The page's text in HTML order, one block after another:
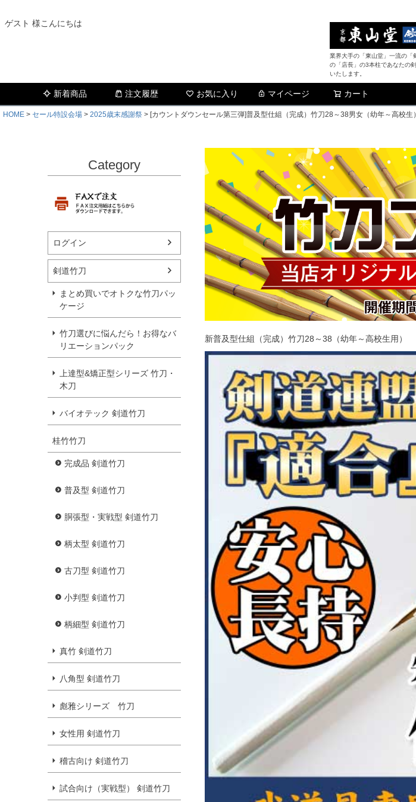
ゲスト 様こんにちは
業界大手の「東山堂」一流の「
の「店長」の3本柱であなたの
いたします。
新着商品 注文履歴 お気に入り マイページ カート
HOME セール特設会場 2025歳末感謝祭 [カウントダウンセール第三弾]普及型仕組（完成）竹刀28～38男女（幼年～高校生
Category
ログイン
剣道竹刀
まとめ買いでオトクな竹刀パッ
ケージ
竹刀選びに悩んだら！お得なバ
リエーションパック
上達型&矯正型シリーズ 竹刀・
木刀
バイオテック 剣道竹刀
桂竹竹刀
完成品 剣道竹刀
普及型 剣道竹刀
胴張型・実戦型 剣道竹刀
柄太型 剣道竹刀
古刀型 剣道竹刀
小判型 剣道竹刀
柄細型 剣道竹刀
真竹 剣道竹刀
八角型 剣道竹刀
彪雅シリーズ 竹刀
女性用 剣道竹刀
稽古向け 剣道竹刀
試合向け（実戦型） 剣道竹刀
新普及型仕組（完成）竹刀28～38（幼年～高校生用）